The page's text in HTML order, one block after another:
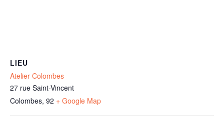
LIEU
Atelier Colombes
27 rue Saint-Vincent
Colombes, 92 + Google Map